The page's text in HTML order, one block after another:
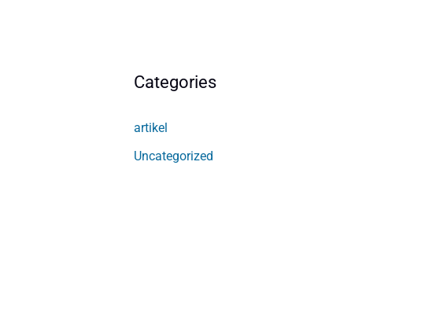
Categories
artikel
Uncategorized